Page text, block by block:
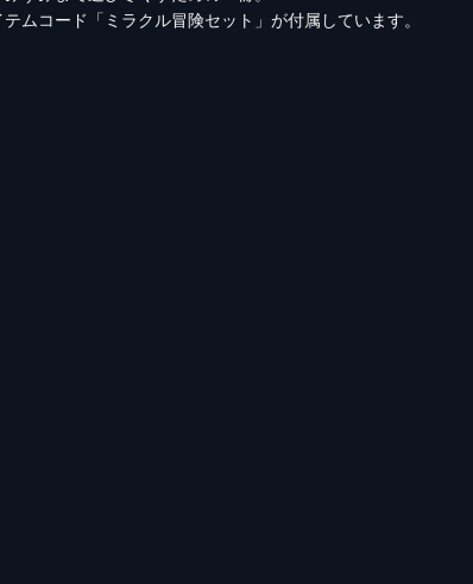
ムコード「ミラクル冒険セット」が付属しています。